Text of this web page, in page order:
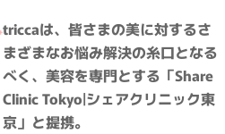
triccaは、皆さまの美に対するさ
まざまなお悩み解決の糸口となる
べく、美容を専門とする「Share
Clinic Tokyo|シェアクリニック東
京」と提携。